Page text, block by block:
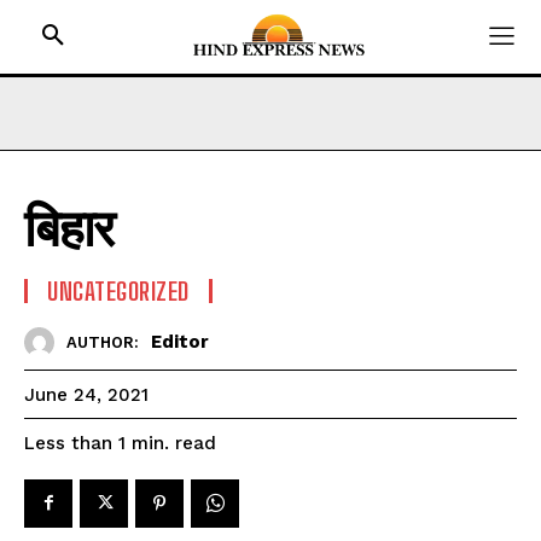
HOME
UTTAR PRADESH
MADHYA PRADESH
INTERNATIONAL
NATIONAL NEWS
CRIME NEWS
बिहार
UNCATEGORIZED
AUTHOR: Editor
June 24, 2021
Less than 1 min. read